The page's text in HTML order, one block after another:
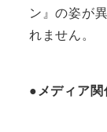
ン』の姿が
れません。
●メディア